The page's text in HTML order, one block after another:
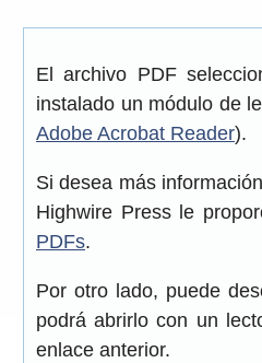
El archivo PDF
instalado un módulo de
Adobe Acrobat Reader).
Si desea más
Highwire Press le
PDFs.
Por otro lado, puede
podrá abrirlo con un
enlace anterior.